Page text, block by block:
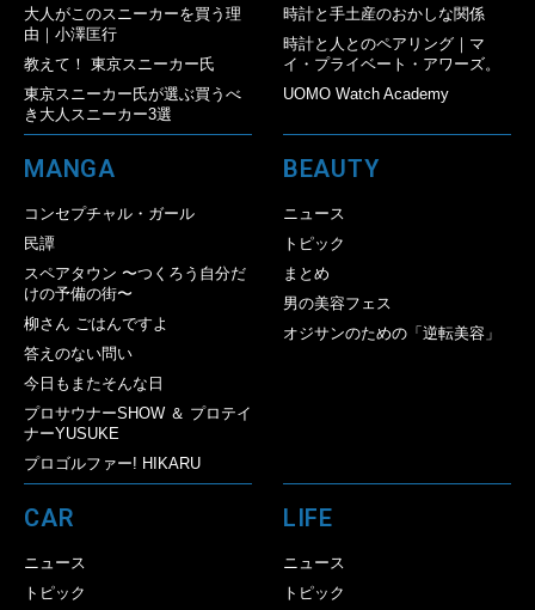
大人がこのスニーカーを買う理
由｜小澤匡行
教えて！ 東京スニーカー氏
東京スニーカー氏が選ぶ買うべ
き大人スニーカー3選
時計と手土産のおかしな関係
時計と人とのペアリング｜マ
イ・プライベート・アワーズ。
UOMO Watch Academy
MANGA
コンセプチャル・ガール
民譚
スペアタウン 〜つくろう自分だ
けの予備の街〜
柳さん ごはんですよ
答えのない問い
今日もまたそんな日
プロサウナーSHOW ＆ プロテイ
ナーYUSUKE
プロゴルファー! HIKARU
BEAUTY
ニュース
トピック
まとめ
男の美容フェス
オジサンのための「逆転美容」
CAR
ニュース
トピック
LIFE
ニュース
トピック